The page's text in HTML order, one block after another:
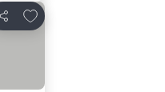
Teilen
Zu Favoriten hinzufügen